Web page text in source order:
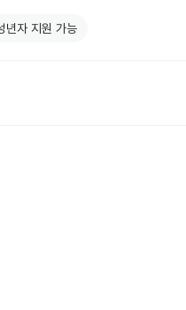
년자 지원 가능